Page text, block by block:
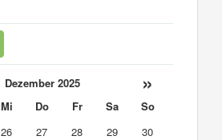
Dezember 2025 »
Mi Do Fr Sa
So
26 27 28 29
30